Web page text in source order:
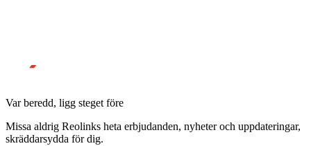
Var beredd, ligg steget före
Missa aldrig Reolinks heta erbjudanden, nyheter och uppdateringar,
skräddarsydda för dig.